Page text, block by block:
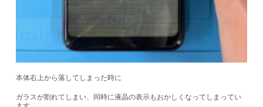
本体右上から落してしまった時に
ガラスが割れてしまい、同時に液晶の表示もおかしくなってしまってい